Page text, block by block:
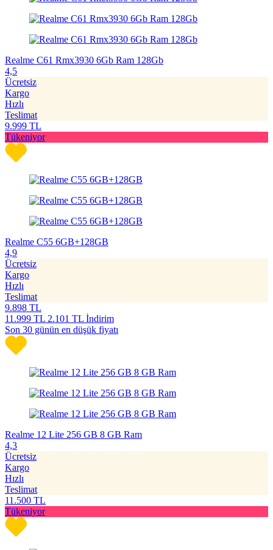
Realme C61 Rmx3930 6Gb Ram 128Gb
4,5
Ücretsiz
Kargo
Hızlı
Teslimat
9.999 TL
Tükeniyor
Realme C55 6GB+128GB
4,9
Ücretsiz
Kargo
Hızlı
Teslimat
9.898 TL
11.999 TL 2.101 TL İndirim
Son 30 günün en düşük fiyatı
Realme 12 Lite 256 GB 8 GB Ram
4,3
Ücretsiz
Kargo
Hızlı
Teslimat
11.500 TL
Tükeniyor